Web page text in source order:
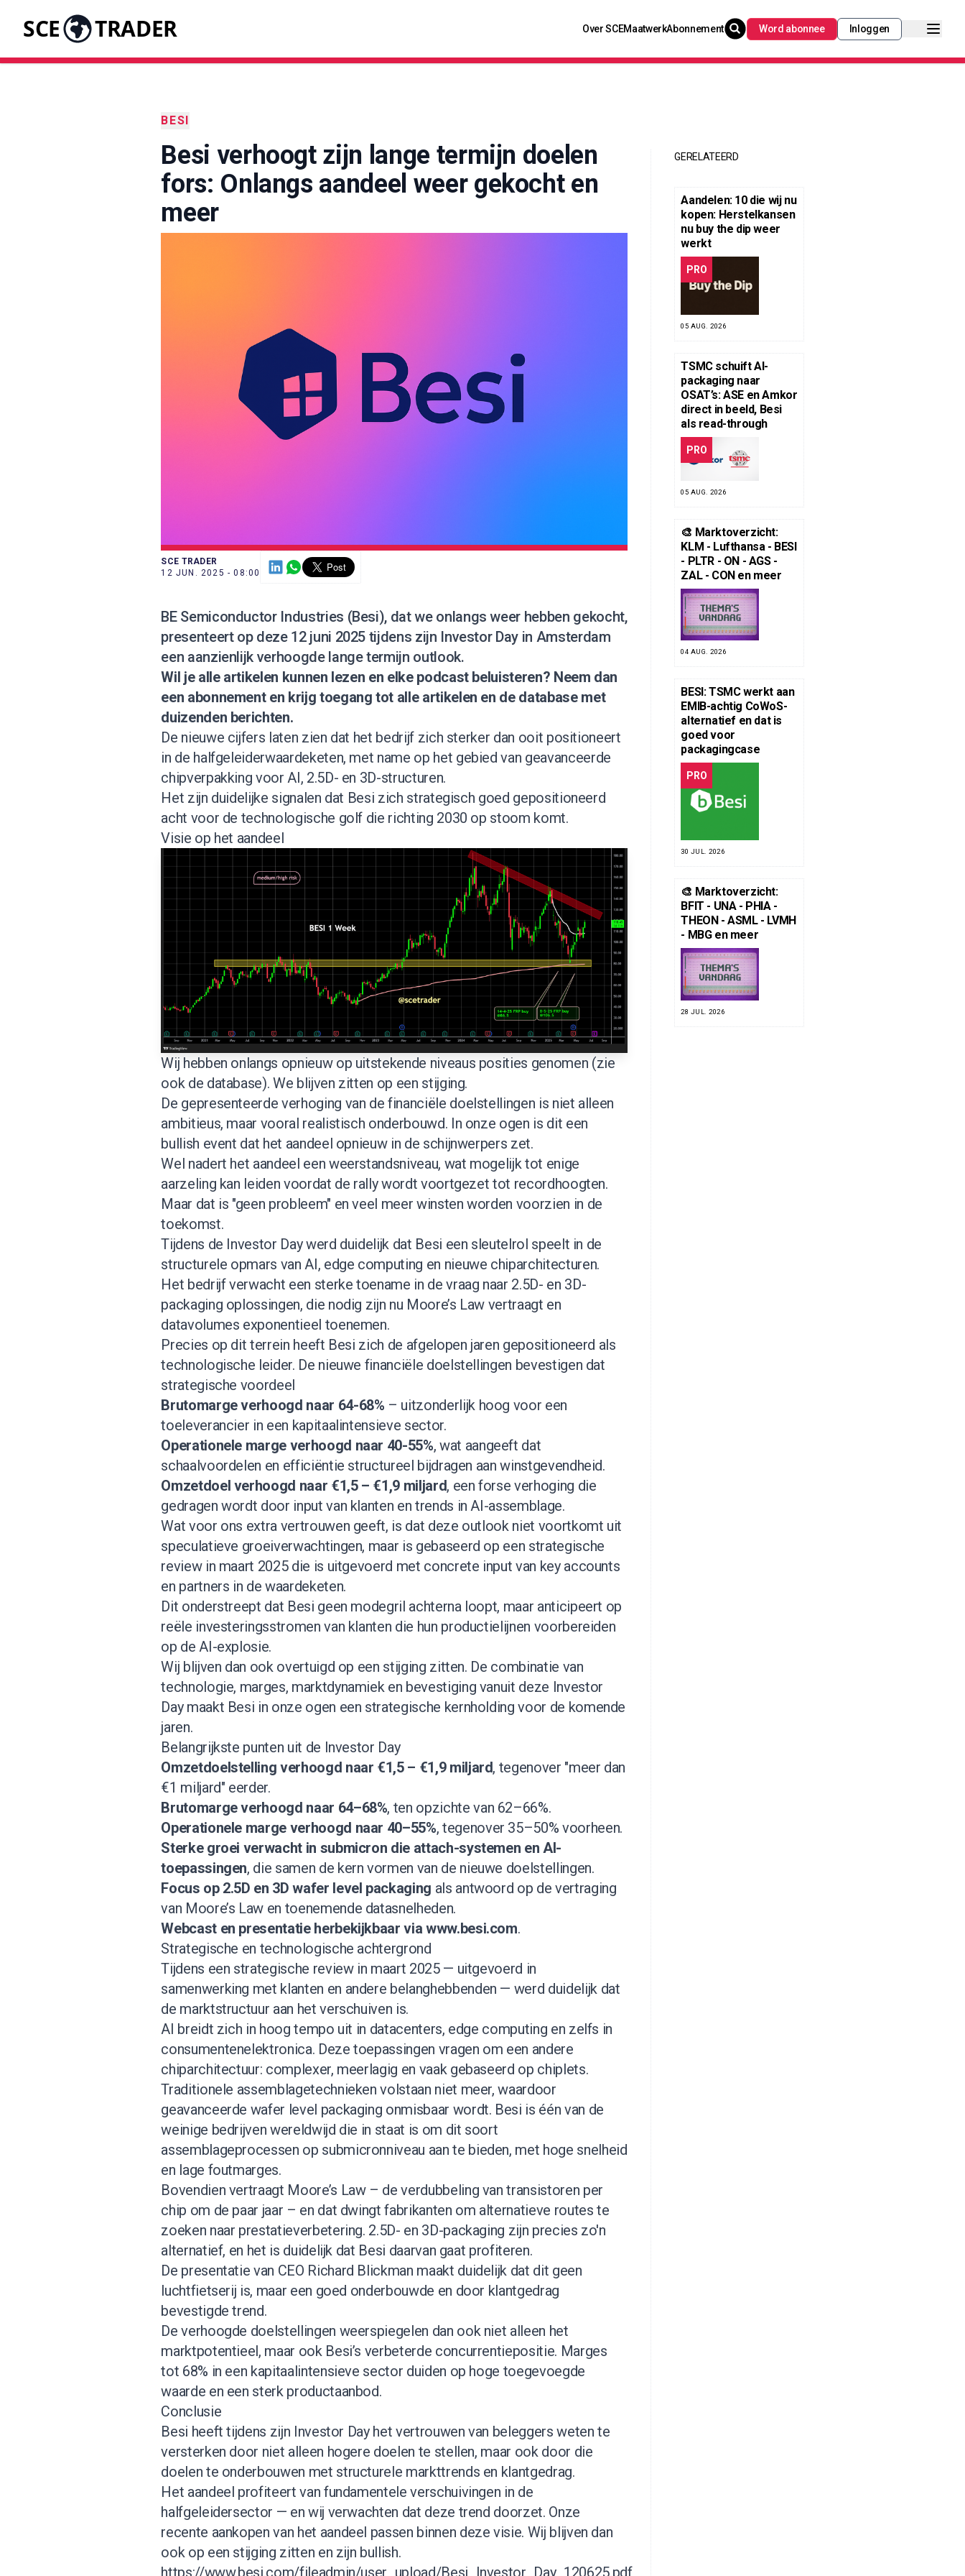
SCE TRADER Over SCEMaatwerkAbonnement Word abonnee Inloggen
BESI
Besi verhoogt zijn lange termijn doelen
fors: Onlangs aandeel weer gekocht en
meer
SCE TRADER
12 JUN. 2025 - 08:00
BE Semiconductor Industries (Besi), dat we onlangs weer hebben gekocht,
presenteert op deze 12 juni 2025 tijdens zijn Investor Day in Amsterdam
een aanzienlijk verhoogde lange termijn outlook.
Wil je alle artikelen kunnen lezen en elke podcast beluisteren? Neem dan
een abonnementen krijg toegang tot alle artikelen en de database met
duizenden berichten.
De nieuwe cijfers laten zien dat het bedrijf zich sterker dan ooit positioneert
in de halfgeleiderwaardeketen, met name op het gebied van geavanceerde
chipverpakking voor AI, 2.5D- en 3D-structuren.
Het zijn duidelijke signalen dat Besi zich strategisch goed gepositioneerd
acht voor de technologische golf die richting 2030 op stoom komt.
Visie op het aandeel
Wij hebben onlangs opnieuw op uitstekende niveaus posities genomen (zie
ook de database). We blijven zitten op een stijging.
De gepresenteerde verhoging van de financiële doelstellingen is niet alleen
ambitieus, maar vooral realistisch onderbouwd. In onze ogen is dit een
bullish event dat het aandeel opnieuw in de schijnwerpers zet.
Wel nadert het aandeel een weerstandsniveau, wat mogelijk tot enige
aarzeling kan leiden voordat de rally wordt voortgezet tot recordhoogten.
Maar dat is "geen probleem" en veel meer winsten worden voorzien in de
toekomst.
Tijdens de Investor Day werd duidelijk dat Besi een sleutelrol speelt in de
structurele opmars van AI, edge computing en nieuwe chiparchitecturen.
Het bedrijf verwacht een sterke toename in de vraag naar 2.5D- en 3D-
packaging oplossingen, die nodig zijn nu Moore’s Law vertraagt en
datavolumes exponentieel toenemen.
Precies op dit terrein heeft Besi zich de afgelopen jaren gepositioneerd als
technologische leider. De nieuwe financiële doelstellingen bevestigen dat
strategische voordeel
Brutomarge verhoogd naar 64-68% – uitzonderlijk hoog voor een
toeleverancier in een kapitaalintensieve sector.
Operationele marge verhoogd naar 40-55%, wat aangeeft dat
schaalvoordelen en efficiëntie structureel bijdragen aan winstgevendheid.
Omzetdoel verhoogd naar €1,5 – €1,9 miljard, een forse verhoging die
gedragen wordt door input van klanten en trends in AI-assemblage.
Wat voor ons extra vertrouwen geeft, is dat deze outlook niet voortkomt uit
speculatieve groeiverwachtingen, maar is gebaseerd op een strategische
review in maart 2025 die is uitgevoerd met concrete input van key accounts
en partners in de waardeketen.
Dit onderstreept dat Besi geen modegril achterna loopt, maar anticipeert op
reële investeringsstromen van klanten die hun productielijnen voorbereiden
op de AI-explosie.
Wij blijven dan ook overtuigd op een stijging zitten. De combinatie van
technologie, marges, marktdynamiek en bevestiging vanuit deze Investor
Day maakt Besi in onze ogen een strategische kernholding voor de komende
jaren.
Belangrijkste punten uit de Investor Day
Omzetdoelstelling verhoogd naar €1,5 – €1,9 miljard, tegenover "meer dan
€1 miljard" eerder.
Brutomarge verhoogd naar 64–68%, ten opzichte van 62–66%.
Operationele marge verhoogd naar 40–55%, tegenover 35–50% voorheen.
Sterke groei verwacht in submicron die attach-systemen en AI-
toepassingen, die samen de kern vormen van de nieuwe doelstellingen.
Focus op 2.5D en 3D wafer level packaging als antwoord op de vertraging
van Moore’s Law en toenemende datasnelheden.
Webcast en presentatie herbekijkbaar via www.besi.com.
Strategische en technologische achtergrond
Tijdens een strategische review in maart 2025 — uitgevoerd in
samenwerking met klanten en andere belanghebbenden — werd duidelijk dat
de marktstructuur aan het verschuiven is.
AI breidt zich in hoog tempo uit in datacenters, edge computing en zelfs in
consumentenelektronica. Deze toepassingen vragen om een andere
chiparchitectuur: complexer, meerlagig en vaak gebaseerd op chiplets.
Traditionele assemblagetechnieken volstaan niet meer, waardoor
geavanceerde wafer level packaging onmisbaar wordt. Besi is één van de
weinige bedrijven wereldwijd die in staat is om dit soort
assemblageprocessen op submicronniveau aan te bieden, met hoge snelheid
en lage foutmarges.
Bovendien vertraagt Moore’s Law – de verdubbeling van transistoren per
chip om de paar jaar – en dat dwingt fabrikanten om alternatieve routes te
zoeken naar prestatieverbetering. 2.5D- en 3D-packaging zijn precies zo'n
alternatief, en het is duidelijk dat Besi daarvan gaat profiteren.
De presentatie van CEO Richard Blickman maakt duidelijk dat dit geen
luchtfietserij is, maar een goed onderbouwde en door klantgedrag
bevestigde trend.
De verhoogde doelstellingen weerspiegelen dan ook niet alleen het
marktpotentieel, maar ook Besi’s verbeterde concurrentiepositie. Marges
tot 68% in een kapitaalintensieve sector duiden op hoge toegevoegde
waarde en een sterk productaanbod.
Conclusie
Besi heeft tijdens zijn Investor Day het vertrouwen van beleggers weten te
versterken door niet alleen hogere doelen te stellen, maar ook door die
doelen te onderbouwen met structurele markttrends en klantgedrag.
Het aandeel profiteert van fundamentele verschuivingen in de
halfgeleidersector — en wij verwachten dat deze trend doorzet. Onze
recente aankopen van het aandeel passen binnen deze visie. Wij blijven dan
ook op een stijging zitten en zijn bullish.
https://www.besi.com/fileadmin/user_upload/Besi_Investor_Day_120625.pdf
GERELATEERD
Aandelen: 10 die wij nu
kopen: Herstelkansen
nu buy the dip weer
werkt
PRO
05 AUG. 2026
TSMC schuift AI-
packaging naar
OSAT’s: ASE en Amkor
direct in beeld, Besi
als read-through
PRO
05 AUG. 2026
🎨 Marktoverzicht:
KLM - Lufthansa - BESI
- PLTR - ON - AGS -
ZAL - CON en meer
04 AUG. 2026
BESI: TSMC werkt aan
EMIB-achtig CoWoS-
alternatief en dat is
goed voor
packagingcase
PRO
30 JUL. 2026
🎨 Marktoverzicht:
BFIT - UNA - PHIA -
THEON - ASML - LVMH
- MBG en meer
28 JUL. 2026